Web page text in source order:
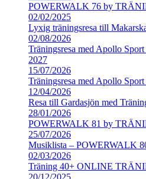
POWERWALK 76 by
02/02/2025
Lyxig träningsresa till
02/08/2026
Träningsresa med Apollo
2027
15/07/2026
Träningsresa med Apollo
12/04/2026
Resa till Gardasjön med
28/01/2026
POWERWALK 81 by
25/07/2026
Musiklista – POWERWALK
02/03/2026
Träning 40+ ONLINE
20/12/2025